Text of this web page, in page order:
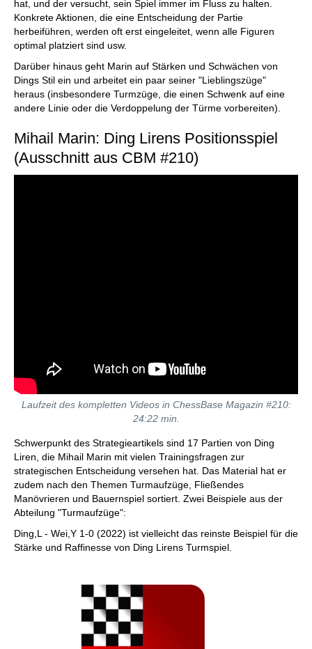
hat, und der versucht, sein Spiel immer im Fluss zu halten.
Konkrete Aktionen, die eine Entscheidung der Partie
herbeiführen, werden oft erst eingeleitet, wenn alle Figuren
optimal platziert sind usw.
Darüber hinaus geht Marin auf Stärken und Schwächen von
Dings Stil ein und arbeitet ein paar seiner "Lieblingszüge"
heraus (insbesondere Turmzüge, die einen Schwenk auf eine
andere Linie oder die Verdoppelung der Türme vorbereiten).
Mihail Marin: Ding Lirens Positionsspiel
(Ausschnitt aus CBM #210)
Laufzeit des kompletten Videos in ChessBase Magazin #210:
24:22 min.
Schwerpunkt des Strategieartikels sind 17 Partien von Ding
Liren, die Mihail Marin mit vielen Trainingsfragen zur
strategischen Entscheidung versehen hat. Das Material hat er
zudem nach den Themen Turmaufzüge, Fließendes
Manövrieren und Bauernspiel sortiert. Zwei Beispiele aus der
Abteilung "Turmaufzüge":
Ding,L - Wei,Y 1-0 (2022) ist vielleicht das reinste Beispiel für die
Stärke und Raffinesse von Ding Lirens Turmspiel.